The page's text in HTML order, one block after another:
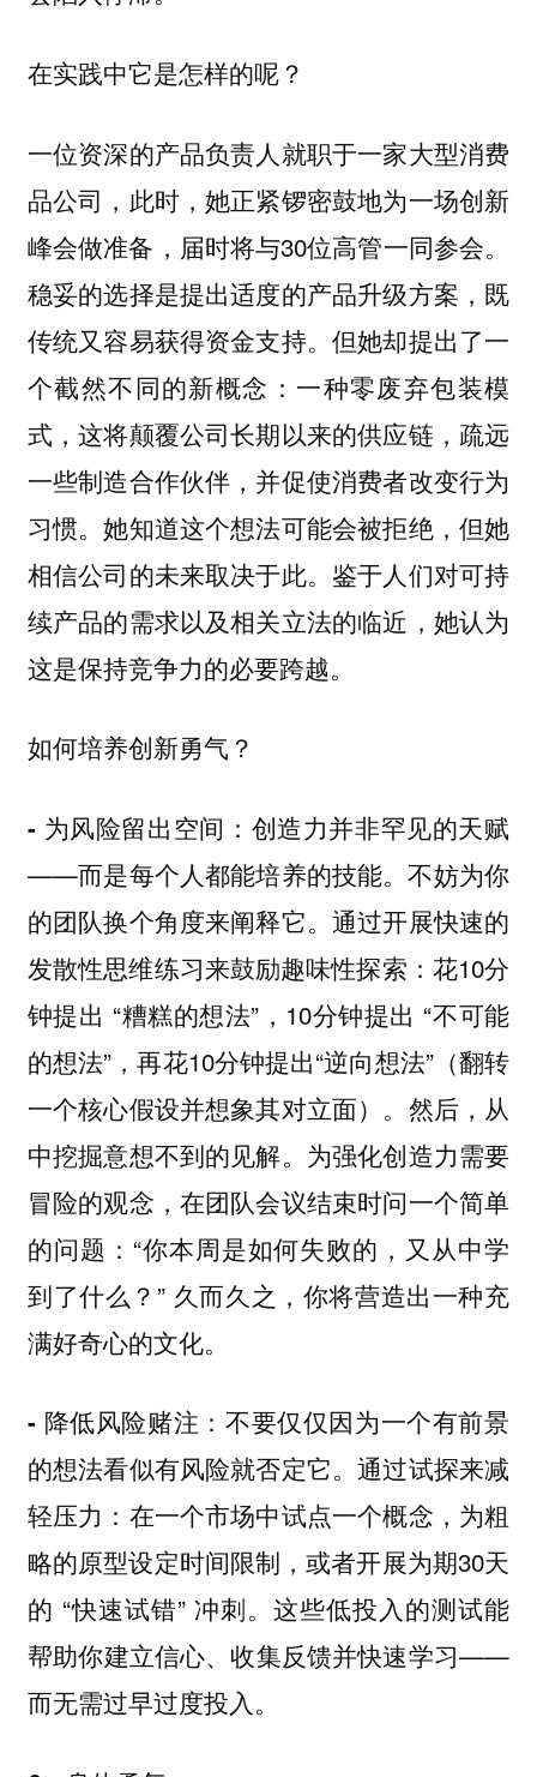
在实践中它是怎样的呢？
一位资深的产品负责人就职于一家大型消费
品公司，此时，她正紧锣密鼓地为一场创新
峰会做准备，届时将与30位高管一同参会。
稳妥的选择是提出适度的产品升级方案，既
传统又容易获得资金支持。但她却提出了一
个截然不同的新概念：一种零废弃包装模
式，这将颠覆公司长期以来的供应链，疏远
一些制造合作伙伴，并促使消费者改变行为
习惯。她知道这个想法可能会被拒绝，但她
相信公司的未来取决于此。鉴于人们对可持
续产品的需求以及相关立法的临近，她认为
这是保持竞争力的必要跨越。
如何培养创新勇气？
- 为风险留出空间： 创造力并非罕见的天赋
——而是每个人都能培养的技能。不妨为你
的团队换个角度来阐释它。通过开展快速的
发散性思维练习来鼓励趣味性探索：花10分
钟提出 “糟糕的想法”，10分钟提出 “不可能
的想法”，再花10分钟提出“逆向想法”（翻转
一个核心假设并想象其对立面）。然后，从
中挖掘意想不到的见解。为强化创造力需要
冒险的观念，在团队会议结束时问一个简单
的问题：“你本周是如何失败的，又从中学
到了什么？” 久而久之，你将营造出一种充
满好奇心的文化。
- 降低风险赌注： 不要仅仅因为一个有前景
的想法看似有风险就否定它。通过试探来减
轻压力：在一个市场中试点一个概念，为粗
略的原型设定时间限制，或者开展为期30天
的 “快速试错” 冲刺。这些低投入的测试能
帮助你建立信心、收集反馈并快速学习——
而无需过早过度投入。